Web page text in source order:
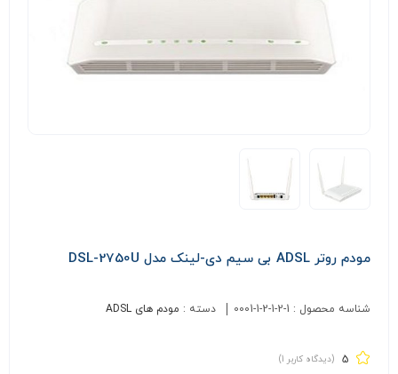
مودم روتر ADSL بی سیم دی-لینک مدل DSL-2750U
شناسه محصول : 0001-1-2-1-2-1 دسته : مودم های ADSL
5 (دیدگاه کاربر 1
)